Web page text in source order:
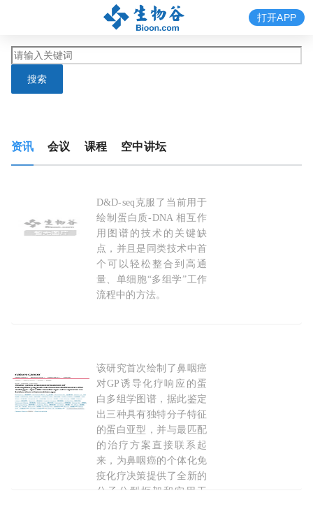
搜索
打开APP
资讯 会议 课程 空中讲坛
Cell：单细胞中 精准“抓拍”转录因子与 DNA 的
D&D-seq克服了当前用于
绘制蛋白质-DNA 相互作
用图谱的技术的关键缺
点，并且是同类技术中首
个可以轻松整合到高通
量、单细胞“多组学”工作
流程中的方法。
Nat Cancer：贺福初/马骏等绘制鼻咽癌蛋白多组
该研究首次绘制了鼻咽癌
对GP诱导化疗响应的蛋
白多组学图谱，据此鉴定
出三种具有独特分子特征
的蛋白亚型，并与最匹配
的治疗方案直接联系起
来，为鼻咽癌的个体化免
疫化疗决策提供了全新的
分子分型框架和实用工